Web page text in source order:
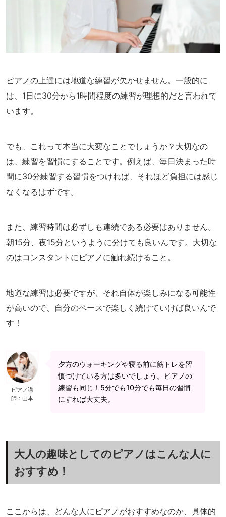
ピアノの上達には地道な練習が欠かせません。一般的に
は、1日に30分から1時間程度の練習が理想的だと言われて
います。
でも、これって本当に大変なことでしょうか？大切なの
は、練習を習慣にすることです。例えば、毎日決まった時
間に30分練習する習慣をつければ、それほど負担には感じ
なくなるはずです。
また、練習時間は必ずしも連続である必要はありません。
朝15分、夜15分というように分けても良いんです。大切な
のはコンスタントにピアノに触れ続けること。
地道な練習は必要ですが、それ自体が楽しみになる可能性
が高いので、自分のペースで楽しく続けていけば良いんで
す！
ピアノ講
師：山本
夕方のウォーキングや寝る前に筋トレを習
慣づけている方は多いでしょう。ピアノの
練習も同じ！5分でも10分でも毎日の習慣
にすれば大丈夫。
大人の趣味としてのピアノはこんな人に
おすすめ！
ここからは、どんな人にピアノがおすすめなのか、具体的